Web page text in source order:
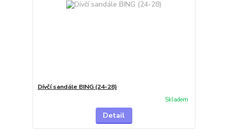
Dívčí sandále BING (24-28)
Skladem
Detail